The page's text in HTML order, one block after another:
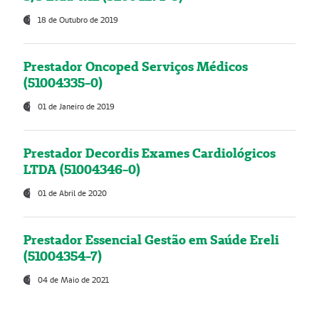
18 de Outubro de 2019
Prestador Oncoped Serviços Médicos
(51004335-0)
01 de Janeiro de 2019
Prestador Decordis Exames Cardiológicos
LTDA (51004346-0)
01 de Abril de 2020
Prestador Essencial Gestão em Saúde Ereli
(51004354-7)
04 de Maio de 2021